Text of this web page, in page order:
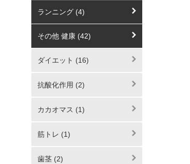
ランニング (4)
その他 健康 (42)
ダイエット (16)
抗酸化作用 (2)
カカオマス (1)
筋トレ (1)
歯茎 (2)